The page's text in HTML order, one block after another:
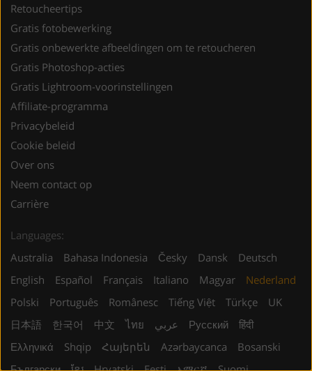
Retoucheertips
Gratis fotobewerking
Gratis onbewerkte afbeeldingen om te retoucheren
Gratis Photoshop-acties
Gratis Lightroom-voorinstellingen
Affiliate-programma
Privacybeleid
Cookie beleid
Over ons
Neem contact op
Carrière
Languages:
Australia
Bahasa Indonesia Česky Dansk
Deutsch
English
Español Français Italiano Magyar
Nederland
Polski
Português Românesc Tiếng Việt Türkçe
UK
日本語
한국어 中文 ไทย عربي Русский
हिंदी
Ελληνικά
Shqip Հայերեն Azərbaycanca
Bosanski